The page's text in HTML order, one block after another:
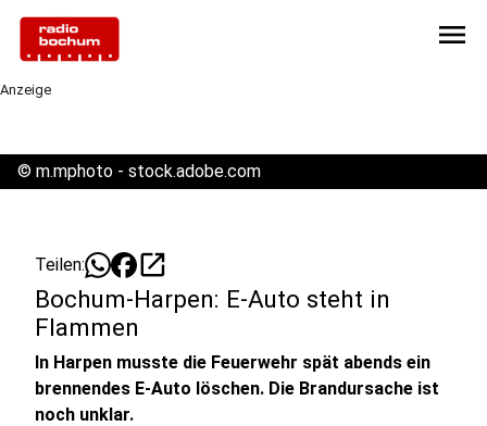
menu
Anzeige
© m.mphoto - stock.adobe.com
Teilen: open_in_new
Bochum-Harpen: E-Auto steht in
Flammen
In Harpen musste die Feuerwehr spät abends ein
brennendes E-Auto löschen. Die Brandursache ist
noch unklar.